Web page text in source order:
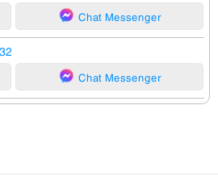
Chat Messenger
Chat Messenger